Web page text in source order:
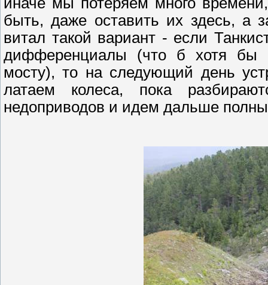
быть, даже оставить их здесь, а
витал такой вариант - если
дифференциалы (что б хотя бы
мосту), то на следующий день
латаем колеса, пока
недоприводов и идем дальше